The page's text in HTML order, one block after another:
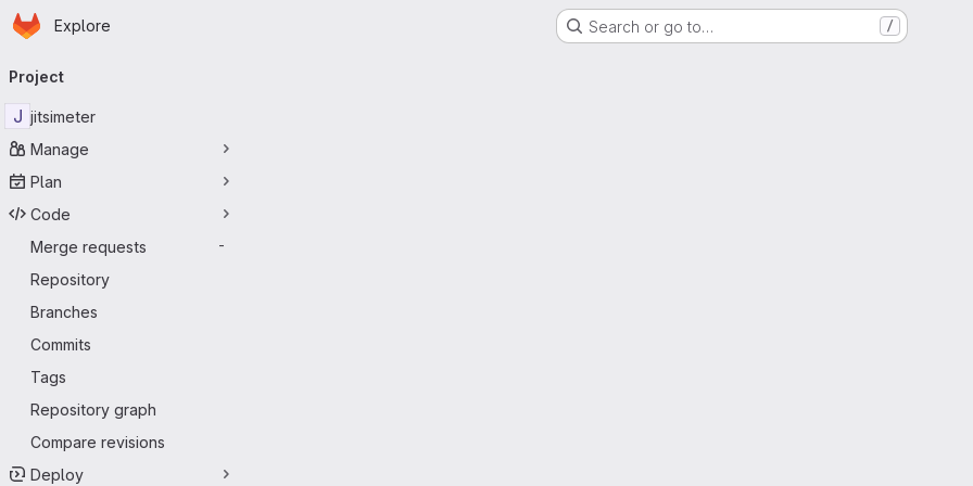
Skip to main content
Homepage
Explore Search or go to… /
navigation
Project
J jitsimeter
Manage
Plan
Code
Merge requests
-
Repository
Branches
Commits
Tags
Repository graph
Compare revisions
Deploy